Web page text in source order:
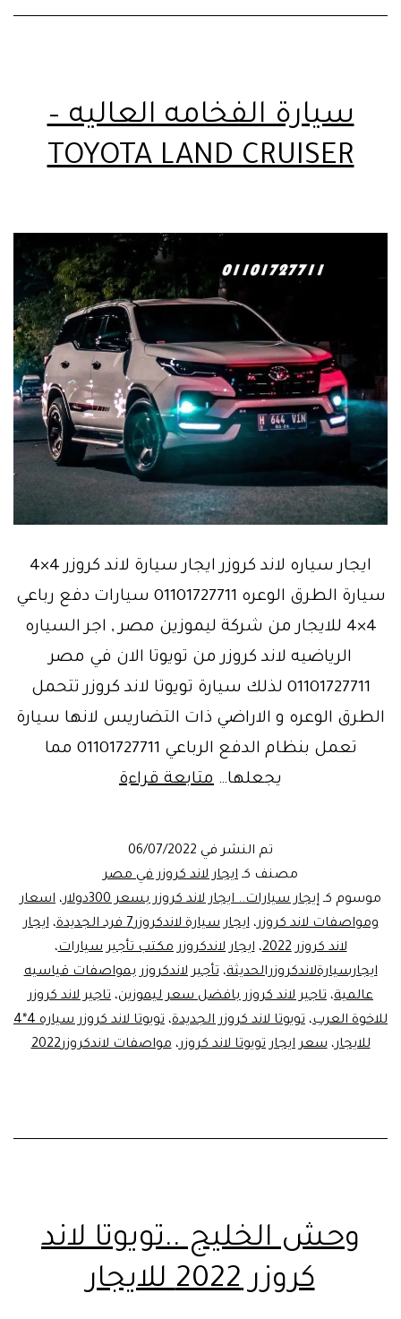
سيارة الفخامه العاليه –
TOYOTA LAND CRUISER
ايجار سياره لاند كروزر ايجار سيارة لاند كروزر 4×4
سيارة الطرق الوعره 01101727711 سيارات دفع رباعي
4×4 للايجار من شركة ليموزين مصر , اجر السياره
الرياضيه لاند كروزر من تويوتا الان في مصر
01101727711 لذلك سيارة تويوتا لاند كروزر تتحمل
الطرق الوعره و الاراضي ذات التضاريس لانها سيارة
تعمل بنظام الدفع الرباعي 01101727711 مما
يجعلها… متابعة قراءة
–
TOYOTA
LAND
CRUISER
تم النشر في 06/07/2022
مصنف كـ ايجار لاند كروزر في مصر
موسوم كـ إيجار سيارات.. ايجار لاند كروزر بسعر 300دولار ، اسعار
ومواصفات لاند كروزر،ايجار سيارة لاندكروزر7 فرد الجديدة ،ايجار
لاند كروزر 2022
،ايجار لاندكروزر مكتب تأجير سيارات،
ايجارسيارةلاندكروزرالحديثة،تأجير لاندكروزر بمواصفات قياسيه
عالمية، تاجير لاند كروزر بافضل سعر ليموزين، تاجير لاند كروزر
للاخوة العرب، تويوتا لاند كروزر الجديدة،
تويوتا لاند كروزر سياره 4*4
للايجار،سعر ايجار تويوتا لاند كروزر،مواصفات لاندكروزر2022
وحش الخليج ..تويوتا لاند
كروزر 2022 للايجار